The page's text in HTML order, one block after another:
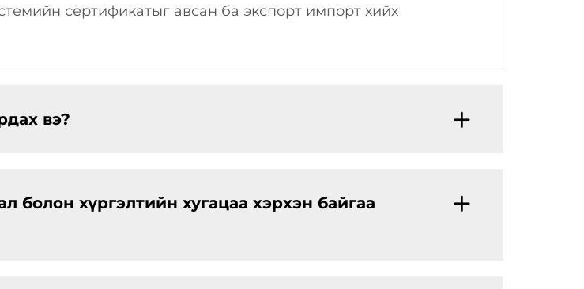
сертификатыг авсан ба экспорт импорт хийх
вэ?
болон хүргэлтийн хугацаа хэрхэн байгаа